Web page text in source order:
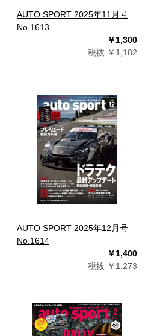
AUTO SPORT 2025年11月号
No.1613
￥1,300
税抜 ￥1,182
AUTO SPORT 2025年12月号
No.1614
￥1,400
税抜 ￥1,273